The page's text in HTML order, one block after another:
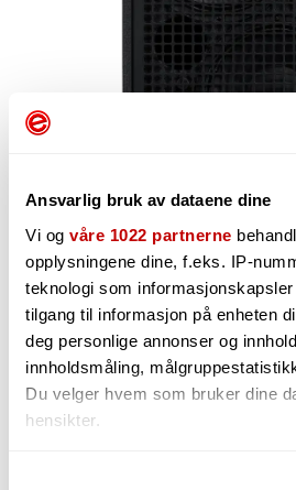
Ansvarlig bruk av dataene dine
Vi og våre 1022 partnerne
opplysningene dine, f.eks. IP-
teknologi som
tilgang til informasjon på enheten
deg personlige annonser og
innholdsmåling,
Du velger hvem som bruker dine
hensikter.
34 404,-